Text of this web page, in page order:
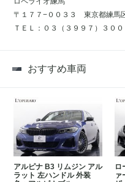
〒１７７−００３３ 東京都練馬
ＴＥＬ：０３（３９９７）３００
おすすめ車両
アルピナ B3 リムジン アル
ラット 左ハンドル 外装
ロ
ァ